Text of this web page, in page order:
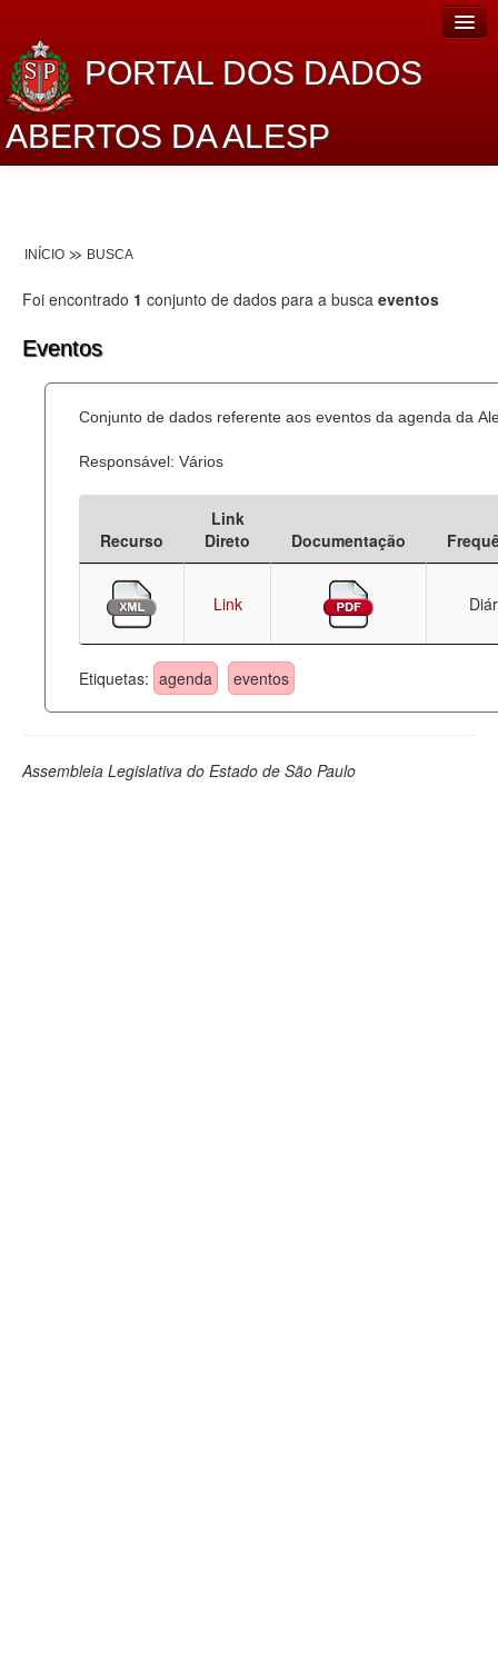
PORTAL DOS DADOS
ABERTOS DA ALESP
Lei de Acesso à Informação
Dados Governamentais Abertos
Processo Legislativo
Deputados Estaduais
Administração
Legislação
Perguntas frequentes
INÍCIO BUSCA
Foi encontrado 1 conjunto de dados para a busca eventos
Eventos
Conjunto de dados referente aos eventos da agenda da
Responsável: Vários
Recurso
Link
Direto
Documentação
Link
Etiquetas: agenda eventos
Assembleia Legislativa do Estado de São Paulo